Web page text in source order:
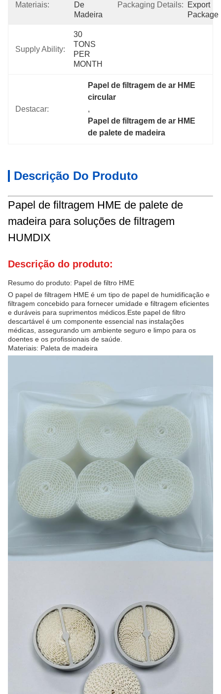
Materiais:
De
Madeira
Packaging Details:
Export
Package
Supply Ability:
30
TONS
PER
MONTH
Destacar:
Papel de filtragem de ar HME
circular
,
Papel de filtragem de ar HME
de palete de madeira
Descrição Do Produto
Papel de filtragem HME de palete de
madeira para soluções de filtragem
HUMDIX
Descrição do produto:
Resumo do produto: Papel de filtro HME
O papel de filtragem HME é um tipo de papel de humidificação e
filtragem concebido para fornecer umidade e filtragem eficientes
e duráveis para suprimentos médicos.Este papel de filtro
descartável é um componente essencial nas instalações
médicas, assegurando um ambiente seguro e limpo para os
doentes e os profissionais de saúde.
Materiais: Paleta de madeira